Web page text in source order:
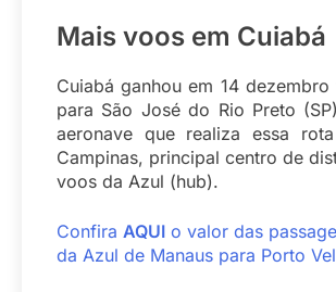
Mais voos em Cuiabá
Cuiabá ganhou em 14
para São José do Rio Preto
aeronave que realiza essa
Campinas, principal centro de
voos da Azul (hub).
Confira AQUI o valor das
da Azul de Manaus para Porto